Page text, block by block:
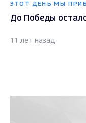
ЭТОТ ДЕНЬ МЫ
До Победы
11 лет назад